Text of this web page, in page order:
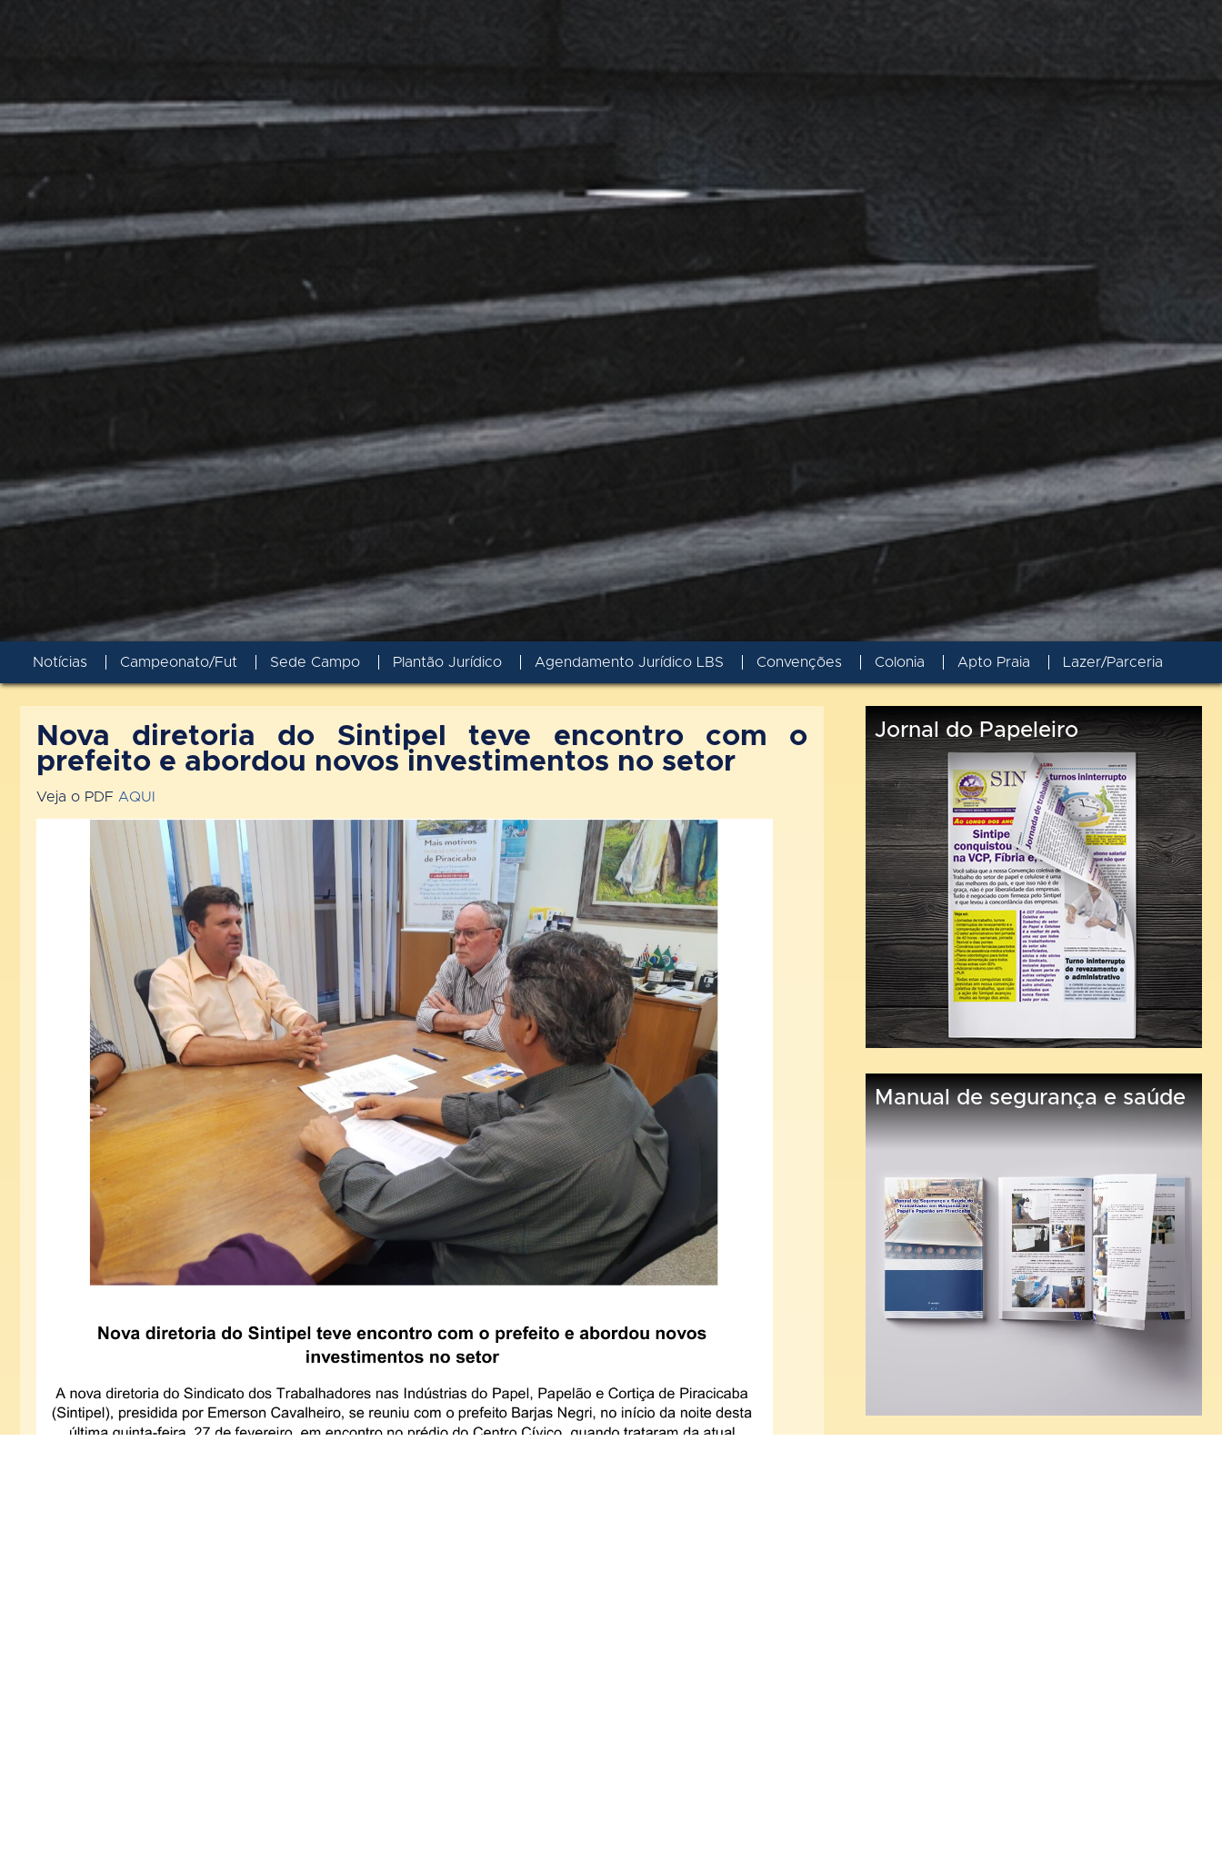
Notícias Campeonato/Fut Sede Campo Plantão Jurídico Agendamento Jurídico LBS Convenções Colonia Apto Praia Lazer/Parceria
Nova diretoria do Sintipel teve encontro com o
prefeito e abordou novos investimentos no setor
Veja o PDF AQUI
Jornal do Papeleiro
Manual de segurança e saúde